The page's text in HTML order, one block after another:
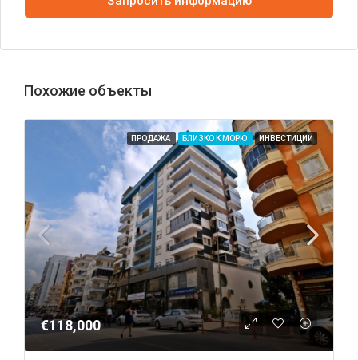
Похожие объекты
ПРОДАЖА БЛИЗКО К МОРЮ ИНВЕСТИЦИИ
€118,000